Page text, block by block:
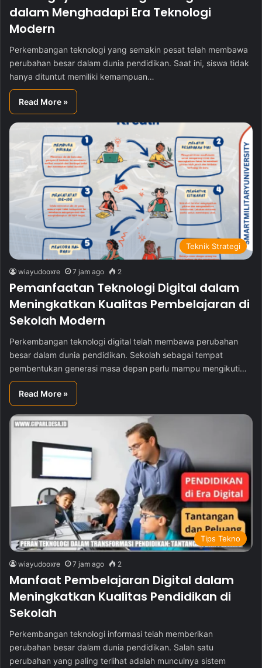
dalam Menghadapi Era Teknologi
Modern
Perkembangan teknologi yang semakin pesat telah membawa
perubahan besar dalam dunia pendidikan. Saat ini, siswa tidak
hanya dituntut memiliki kemampuan…
Read More »
Teknik Strategi
wiayudooxre 7 jam ago 2
Pemanfaatan Teknologi Digital dalam
Meningkatkan Kualitas Pembelajaran di
Sekolah Modern
Perkembangan teknologi digital telah membawa perubahan
besar dalam dunia pendidikan. Sekolah sebagai tempat
pembentukan generasi masa depan perlu mampu mengikuti…
Read More »
Tips Tekno
wiayudooxre 7 jam ago 2
Manfaat Pembelajaran Digital dalam
Meningkatkan Kualitas Pendidikan di
Sekolah
Perkembangan teknologi informasi telah memberikan
perubahan besar dalam dunia pendidikan. Salah satu
perubahan yang paling terlihat adalah munculnya sistem